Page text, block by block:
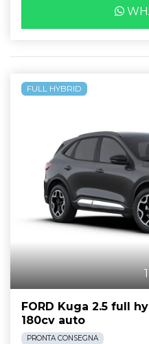
1
FULL HYBRID
FORD Kuga 2.5 full
180cv auto
PRONTA CONSEGNA